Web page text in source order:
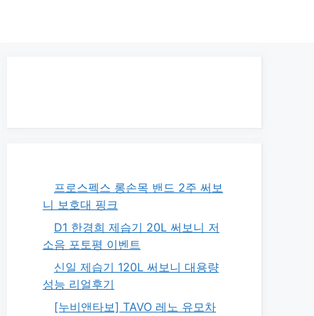
프로스펙스 롱손목 밴드 2주 써보
니 보호대 핑크
D1 한경희 제습기 20L 써보니 저
소음 포토평 이벤트
신일 제습기 120L 써보니 대용량
성능 리얼후기
[누비앤타보] TAVO 레노 유모차